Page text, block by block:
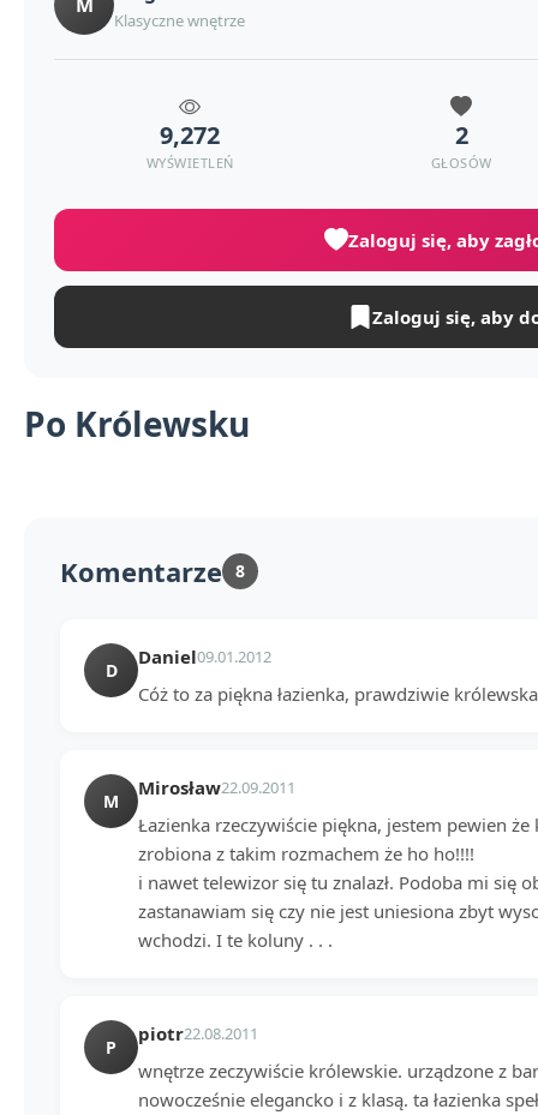
Po Królewsku
Klasyczne wnętrze
9,272
WYŚWIETLEŃ
2
GŁOSÓW
Zaloguj się, aby
Zaloguj się, aby
Komentarze 8
D
Daniel09.01.2012
Cóż to za piękna łazienka, prawdziwie
M
Mirosław22.09.2011
Łazienka rzeczywiście piękna, jestem pewien
zrobiona z takim rozmachem że ho ho!!!!
i nawet telewizor się tu znalazł. Podoba mi się
zastanawiam się czy nie jest uniesiona zbyt
wchodzi. I te koluny . . .
P
piotr22.08.2011
wnętrze zeczywiście królewskie. urządzone z
nowocześnie elegancko i z klasą. ta łazienka